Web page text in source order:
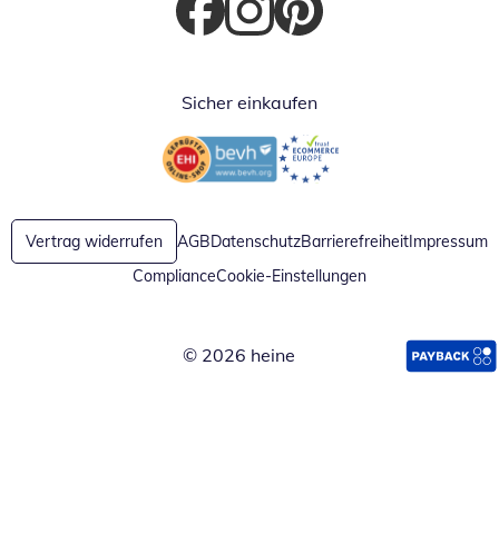
Öffnet in neuem Fenster
Öffnet in neuem Fenster
Öffnet in neuem Fenster
Sicher einkaufen
Öffnet in neuem FensterÖffnet in neuem Fenster
Vertrag widerrufen AGBDatenschutzBarrierefreiheitImpressum
ComplianceCookie-Einstellungen
© 2026 heine